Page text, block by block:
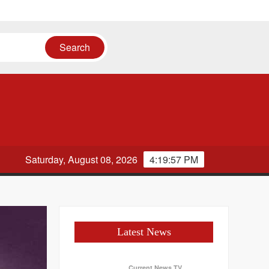
4:19:57 PM
Saturday, August 08, 2026
Latest News